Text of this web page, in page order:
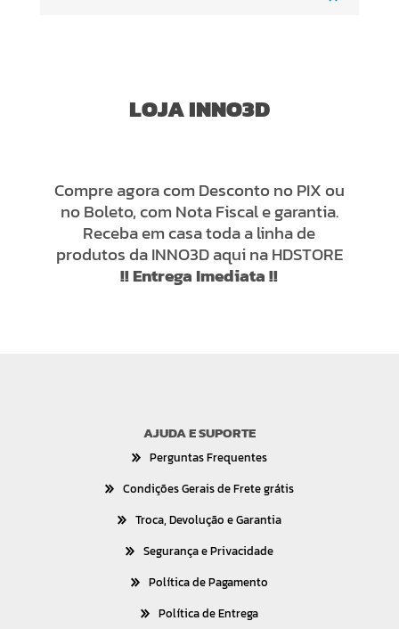
LOJA INNO3D
Compre agora com Desconto no PIX ou
no Boleto, com Nota Fiscal e garantia.
Receba em casa toda a linha de
produtos da INNO3D aqui na HDSTORE
!! Entrega Imediata !!
AJUDA E SUPORTE
Perguntas Frequentes
Condições Gerais de Frete grátis
Troca, Devolução e Garantia
Segurança e Privacidade
Política de Pagamento
Política de Entrega